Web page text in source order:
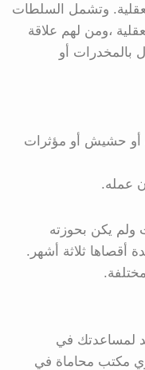
وتشمل السلطات
،ومن لهم علاقة
بالمخدرات أو
أو حشيش أو مؤثرات
عمله.
ولم يكن بحوزته
ثلاثة أشهر.
لمساعدتك في
مكتب محاماة في